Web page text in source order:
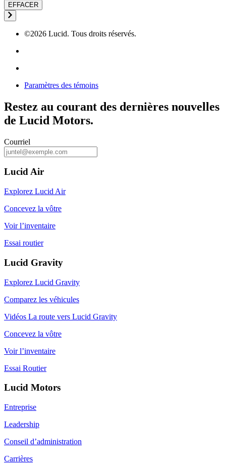
EFFACER
©2026 Lucid. Tous droits réservés.
Paramètres des témoins
Restez au courant des dernières nouvelles
de Lucid Motors.
Courriel
Lucid Air
Explorez Lucid Air
Concevez la vôtre
Voir l’inventaire
Essai routier
Lucid Gravity
Explorez Lucid Gravity
Comparez les véhicules
Vidéos La route vers Lucid Gravity
Concevez la vôtre
Voir l’inventaire
Essai Routier
Lucid Motors
Entreprise
Leadership
Conseil d’administration
Carrières